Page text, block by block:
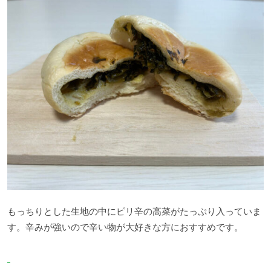
もっちりとした生地の中にピリ辛の高菜がたっぷり入っていま
す。辛みが強いので辛い物が大好きな方におすすめです。